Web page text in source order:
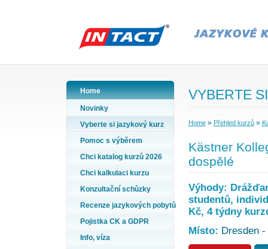
Home
Novinky
Vyberte si jazykový kurz
Pomoc s výběrem
Chci katalog kurzů 2026
Chci kalkulaci kurzu
Konzultační schůzky
Recenze jazykových pobytů
Pojistka CK a GDPR
Info, víza
VYBERTE
Home» Přehled kurzů»
Kästner
dospělé
Výhody:
studentů,
Kč, 4 týdny
Místo: Dresden